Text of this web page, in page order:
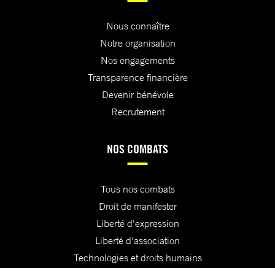
Nous connaître
Notre organisation
Nos engagements
Transparence financière
Devenir bénévole
Recrutement
NOS COMBATS
Tous nos combats
Droit de manifester
Liberté d'expression
Liberté d'association
Technologies et droits humains